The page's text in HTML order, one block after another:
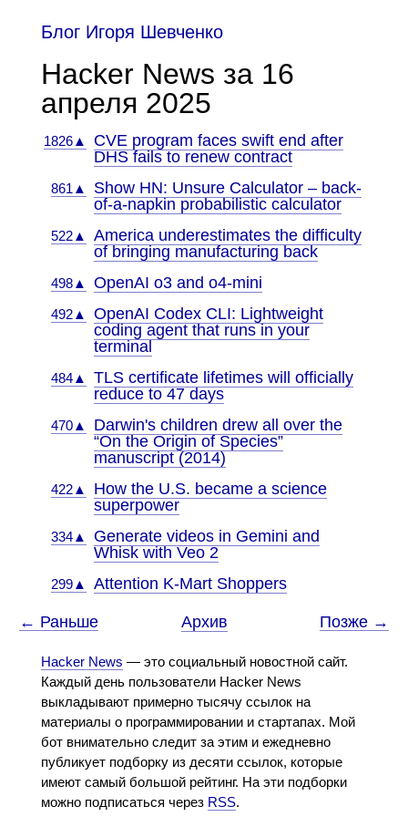
Блог Игоря Шевченко
Hacker News за 16
апреля 2025
1826▲
CVE program faces swift end after
DHS fails to renew contract
861▲
Show HN: Unsure Calculator – back-
of-a-napkin probabilistic calculator
522▲
America underestimates the difficulty
of bringing manufacturing back
498▲ OpenAI o3 and o4-mini
492▲
OpenAI Codex CLI: Lightweight
coding agent that runs in your
terminal
484▲
TLS certificate lifetimes will officially
reduce to 47 days
470▲
Darwin's children drew all over the
“On the Origin of Species”
manuscript (2014)
422▲
How the U.S. became a science
superpower
334▲
Generate videos in Gemini and
Whisk with Veo 2
299▲ Attention K-Mart Shoppers
← Раньше Архив Позже →
Hacker News — это социальный новостной сайт.
Каждый день пользователи Hacker News
выкладывают примерно тысячу ссылок на
материалы о программировании и стартапах. Мой
бот внимательно следит за этим и ежедневно
публикует подборку из десяти ссылок, которые
имеют самый большой рейтинг. На эти подборки
можно подписаться через RSS.